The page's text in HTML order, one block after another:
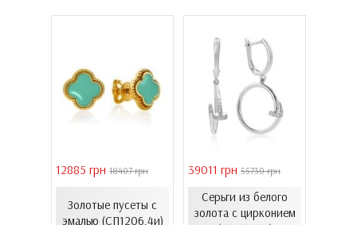
12885 грн 18407 грн
Золотые пусеты с
эмалью (СП1206.4и)
39011 грн 55730 грн
Серьги из белого
золота с цирконием